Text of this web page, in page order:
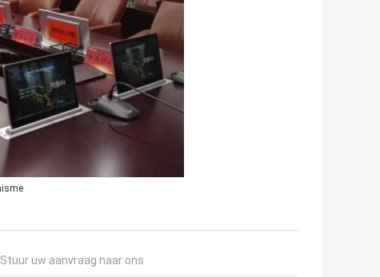
uw aanvraag naar ons